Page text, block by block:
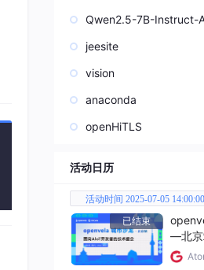
Qwen2.5-7B-Instruct-
jeesite
vision
anaconda
openHiTLS
活动日历
活动时间 2025-07-05 14:00:00
已结束
—北